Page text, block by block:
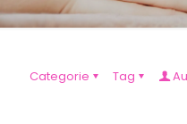
Categorie Tag